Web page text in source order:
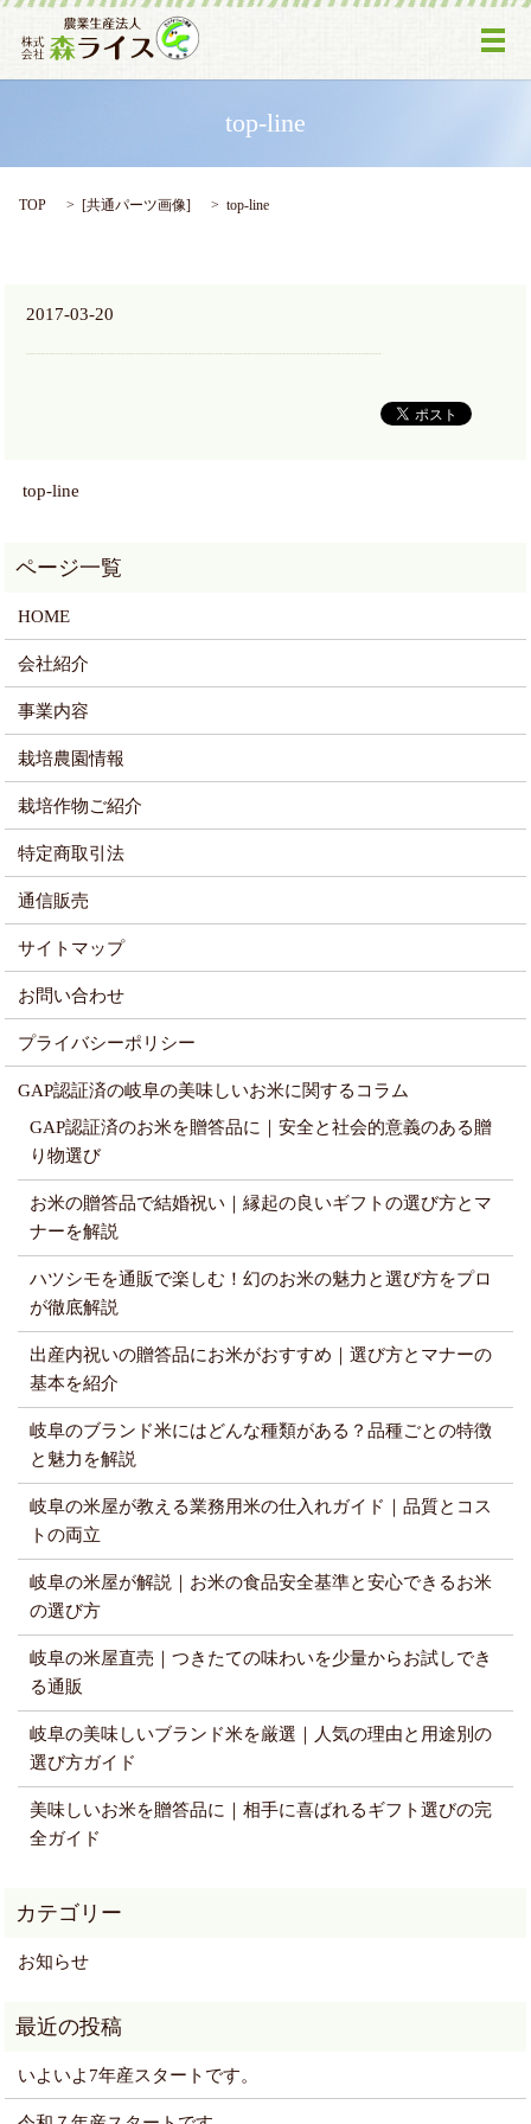
メ
top-line
TOP [共通パーツ画像] top-line
2017-03-20
top-line
HOME
会社紹介
事業内容
栽培農園情報
栽培作物ご紹介
特定商取引法
通信販売
サイトマップ
お問い合わせ
プライバシーポリシー
GAP認証済の岐阜の美味しいお米に関するコラム
GAP認証済のお米を贈答品に｜安全と社会的意義のある贈
り物選び
お米の贈答品で結婚祝い｜縁起の良いギフトの選び方とマ
ナーを解説
ハツシモを通販で楽しむ！幻のお米の魅力と選び方をプロ
が徹底解説
出産内祝いの贈答品にお米がおすすめ｜選び方とマナーの
基本を紹介
岐阜のブランド米にはどんな種類がある？品種ごとの特徴
と魅力を解説
岐阜の米屋が教える業務用米の仕入れガイド｜品質とコス
トの両立
岐阜の米屋が解説｜お米の食品安全基準と安心できるお米
の選び方
岐阜の米屋直売｜つきたての味わいを少量からお試しでき
る通販
岐阜の美味しいブランド米を厳選｜人気の理由と用途別の
選び方ガイド
美味しいお米を贈答品に｜相手に喜ばれるギフト選びの完
全ガイド
お知らせ
いよいよ7年産スタートです。